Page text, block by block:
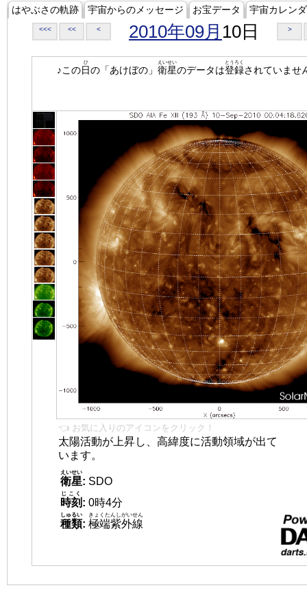
はやぶさの軌跡 宇宙からのメッセージ お宝データ 宇宙カレン
<<< << < 2010年09月 10日 >
♪この日
ひ
の「あけぼの」 衛星
えいせい
のデータは登録
とうろく
されていませ
👈 お気に入りのアイコンをクリック！
太陽活動が上昇し、高緯度に活動領域が出て
います。
衛星
えいせい
: SDO
時刻
じこく
: 0時4分
種類
しゅるい
: 極端紫外線
きょくたんしがいせん